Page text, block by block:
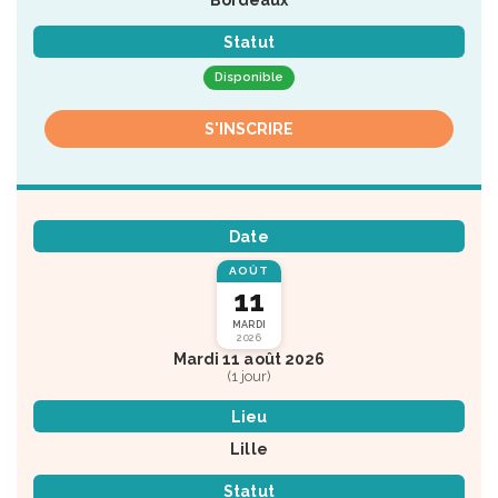
Statut
Disponible
S'INSCRIRE
Date
AOÛT
11
MARDI
2026
Mardi 11 août 2026
(1 jour)
Lieu
Lille
Statut